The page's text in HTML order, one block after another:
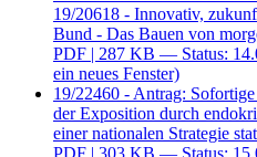
19/20618 - Innovativ,
Bund - Das Bauen von
PDF | 287 KB — Status:
ein neues Fenster)
19/22460 - Antrag:
der Exposition durch
einer nationalen Strategie